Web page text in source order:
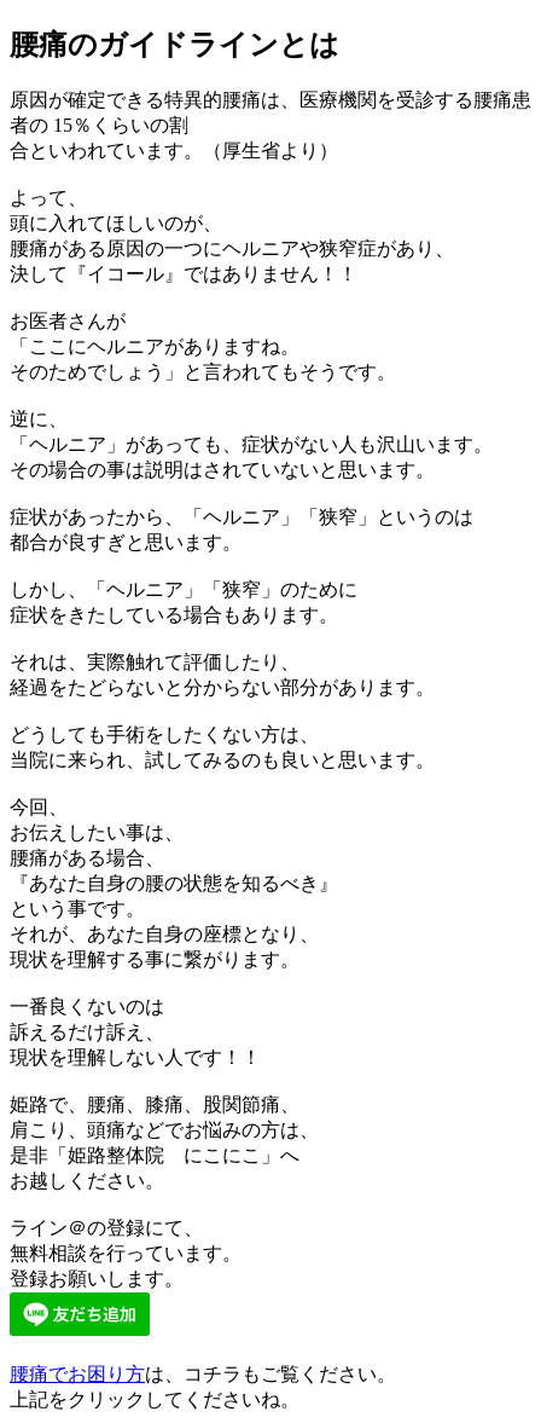
腰痛のガイドラインとは
原因が確定できる特異的腰痛は、医療機関を受診する腰痛患
者の 15％くらいの割
合といわれています。（厚生省より）
よって、
頭に入れてほしいのが、
腰痛がある原因の一つにヘルニアや狭窄症があり、
決して『イコール』ではありません！！
お医者さんが
「ここにヘルニアがありますね。
そのためでしょう」と言われてもそうです。
逆に、
「ヘルニア」があっても、症状がない人も沢山います。
その場合の事は説明はされていないと思います。
症状があったから、「ヘルニア」「狭窄」というのは
都合が良すぎと思います。
しかし、「ヘルニア」「狭窄」のために
症状をきたしている場合もあります。
それは、実際触れて評価したり、
経過をたどらないと分からない部分があります。
どうしても手術をしたくない方は、
当院に来られ、試してみるのも良いと思います。
今回、
お伝えしたい事は、
腰痛がある場合、
『あなた自身の腰の状態を知るべき』
という事です。
それが、あなた自身の座標となり、
現状を理解する事に繋がります。
一番良くないのは
訴えるだけ訴え、
現状を理解しない人です！！
姫路で、腰痛、膝痛、股関節痛、
肩こり、頭痛などでお悩みの方は、
是非「姫路整体院 にこにこ」へ
お越しください。
ライン＠の登録にて、
無料相談を行っています。
登録お願いします。
腰痛でお困り方は、コチラもご覧ください。
上記をクリックしてくださいね。